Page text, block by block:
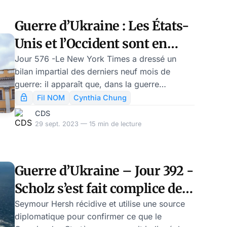
L’identification de la crise allemande est juste;
le diagnostic politique un peu court.
Guerre d’Ukraine : Les États-
Unis et l’Occident sont en
train de dégriser
Jour 576 -Le New York Times a dressé un
bilan impartial des derniers neuf mois de
guerre: il apparaît que, dans la guerre
d’attrition qui se livre, les Russes ont gagné
plus de terrain que les Ukrainiens depuis
janvier 2023. Cette semaine, Seymour Hersh
contre l’Allemagne, comme l’explique le grand
journaliste américain. Enfin, nous revenons sur
l’ovation au Waffen S
Fil NOM
Cynthia Chung
CDS
29 sept. 2023 — 15 min de lecture
Guerre d’Ukraine – Jour 392 -
Scholz s’est fait complice de
Biden pour mentir sur
Seymour Hersh récidive et utilise une source
diplomatique pour confirmer ce que le